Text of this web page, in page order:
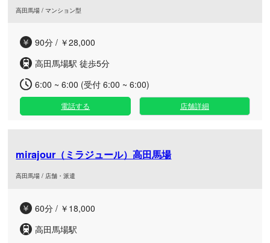
高田馬場 / マンション型
90分 / ￥28,000
高田馬場駅 徒歩5分
6:00 ~ 6:00 (受付 6:00 ~ 6:00)
電話する 店舗詳細
mirajour（ミラジュール）高田馬場
高田馬場 / 店舗・派遣
60分 / ￥18,000
高田馬場駅